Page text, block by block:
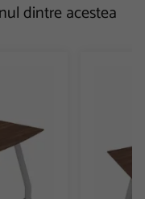
dintre acestea